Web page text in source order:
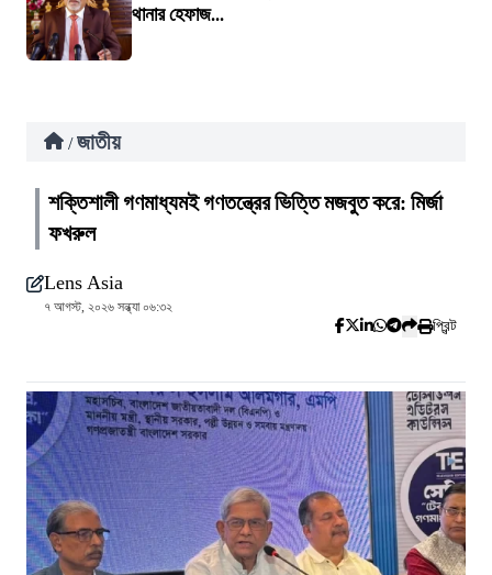
থানার হেফাজ...
/ জাতীয়
শক্তিশালী গণমাধ্যমই গণতন্ত্রের ভিত্তি মজবুত করে: মির্জা
ফখরুল
Lens Asia
৭ আগস্ট, ২০২৬ সন্ধ্যা ০৬:৩২
প্রিন্ট